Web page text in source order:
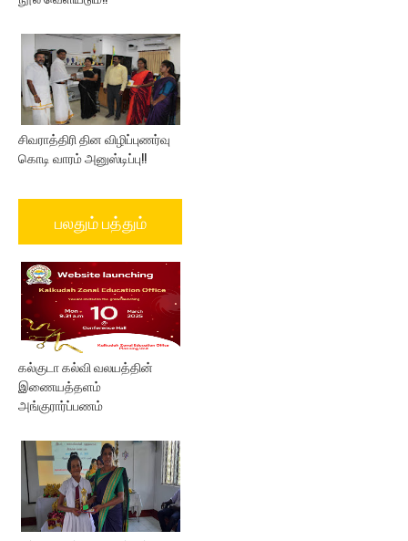
சிவராத்திரி தின விழிப்புணர்வு
கொடி வாரம் அனுஸ்டிப்பு!!
பலதும் பத்தும்
கல்குடா கல்வி வலயத்தின்
இணையத்தளம்
அங்குரார்ப்பணம்